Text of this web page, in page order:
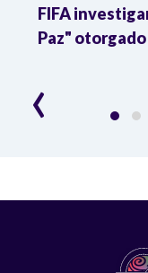
FIFA
Paz"
‹